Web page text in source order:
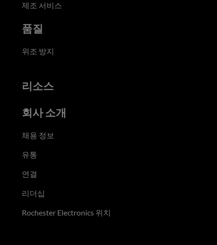
제조 서비스
품질
위조 방지
리소스
회사 소개
채용 정보
유통
연결
리더십
Rochester Electronics 위치